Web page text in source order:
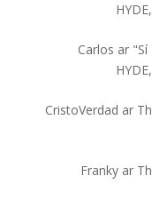
Carlos ar
CristoVerdad ar
Franky ar